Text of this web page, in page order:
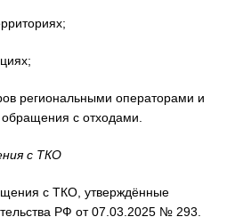
региональными операторами и
с отходами.
с ТКО
с ТКО, утверждённые
РФ от 07.03.2025 № 293.